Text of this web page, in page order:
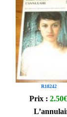
R18242
Prix : 2.50€